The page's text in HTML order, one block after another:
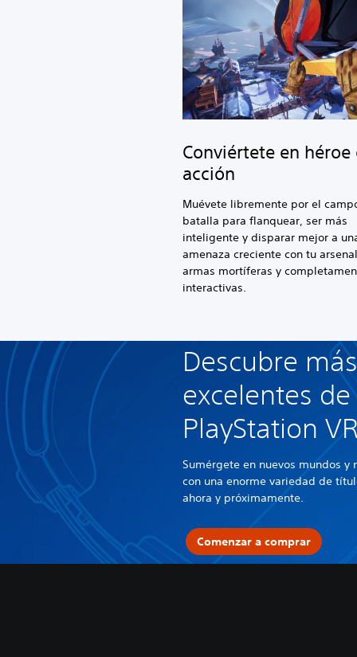
Conviértete en héroe
acción
Muévete libremente por el
batalla para flanquear, ser más
inteligente y disparar mejor a
amenaza creciente con tu
armas mortíferas y
interactivas.
Descubre
excelentes de
PlayStation
Sumérgete en nuevos mundos y
con una enorme variedad de
ahora y próximamente.
Comenzar a comprar